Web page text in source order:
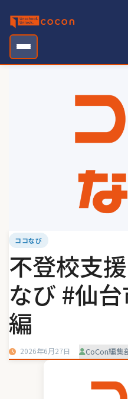
content
ココなび
不登校支
なび #仙
編
2026年6月27日 CoCon編集